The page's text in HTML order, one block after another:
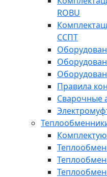
ROBU
ССПТ
Правила
Сварочные